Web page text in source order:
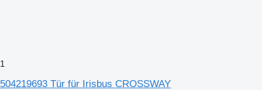
1
504219693 Tür für Irisbus CROSSWAY